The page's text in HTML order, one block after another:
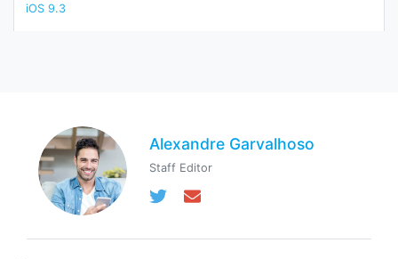
iOS 9.3
Alexandre Garvalhoso
Staff Editor